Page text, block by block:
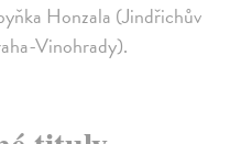
Honzala (Jindřichův
Vinohrady).